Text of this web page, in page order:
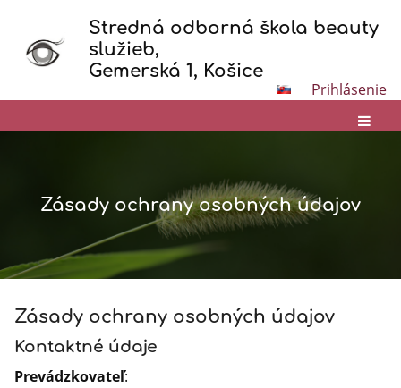
Stredná odborná škola beauty
služieb,
Gemerská 1, Košice
Prihlásenie
Zásady ochrany osobných údajov
Zásady
ochrany
osobných
údajov
Zásady ochrany osobných údajov
Kontaktné údaje
Prevádzkovateľ: